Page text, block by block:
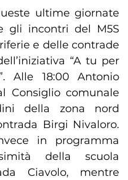
ultime giornate
gli incontri del M5S
e delle contrade
“A tu per
Alle 18:00 Antonio
Consiglio comunale
della zona nord
Birgi Nivaloro.
in programma
della scuola
Ciavolo, mentre